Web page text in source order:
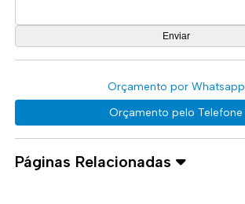
Orçamento por Whatsapp
Orçamento pelo Telefone
Páginas Relacionadas